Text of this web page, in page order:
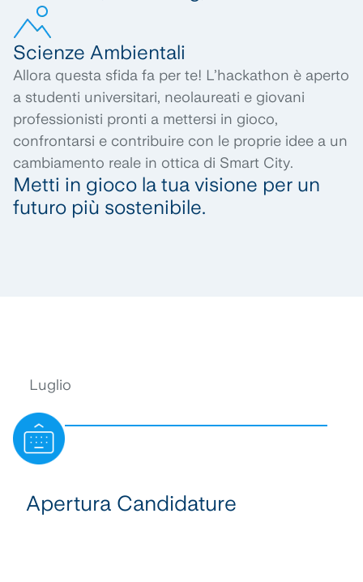
Scienze Ambientali
Allora questa sfida fa per te! L’hackathon è aperto
a studenti universitari, neolaureati e giovani
professionisti pronti a mettersi in gioco,
confrontarsi e contribuire con le proprie idee a un
cambiamento reale in ottica di Smart City.
Metti in gioco la tua visione per un
futuro più sostenibile.
Luglio
Apertura Candidature